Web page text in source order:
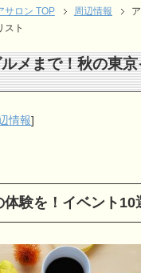
サロン TOP 周辺情報
スト
メまで！秋の東
情報]
験を！イベント10